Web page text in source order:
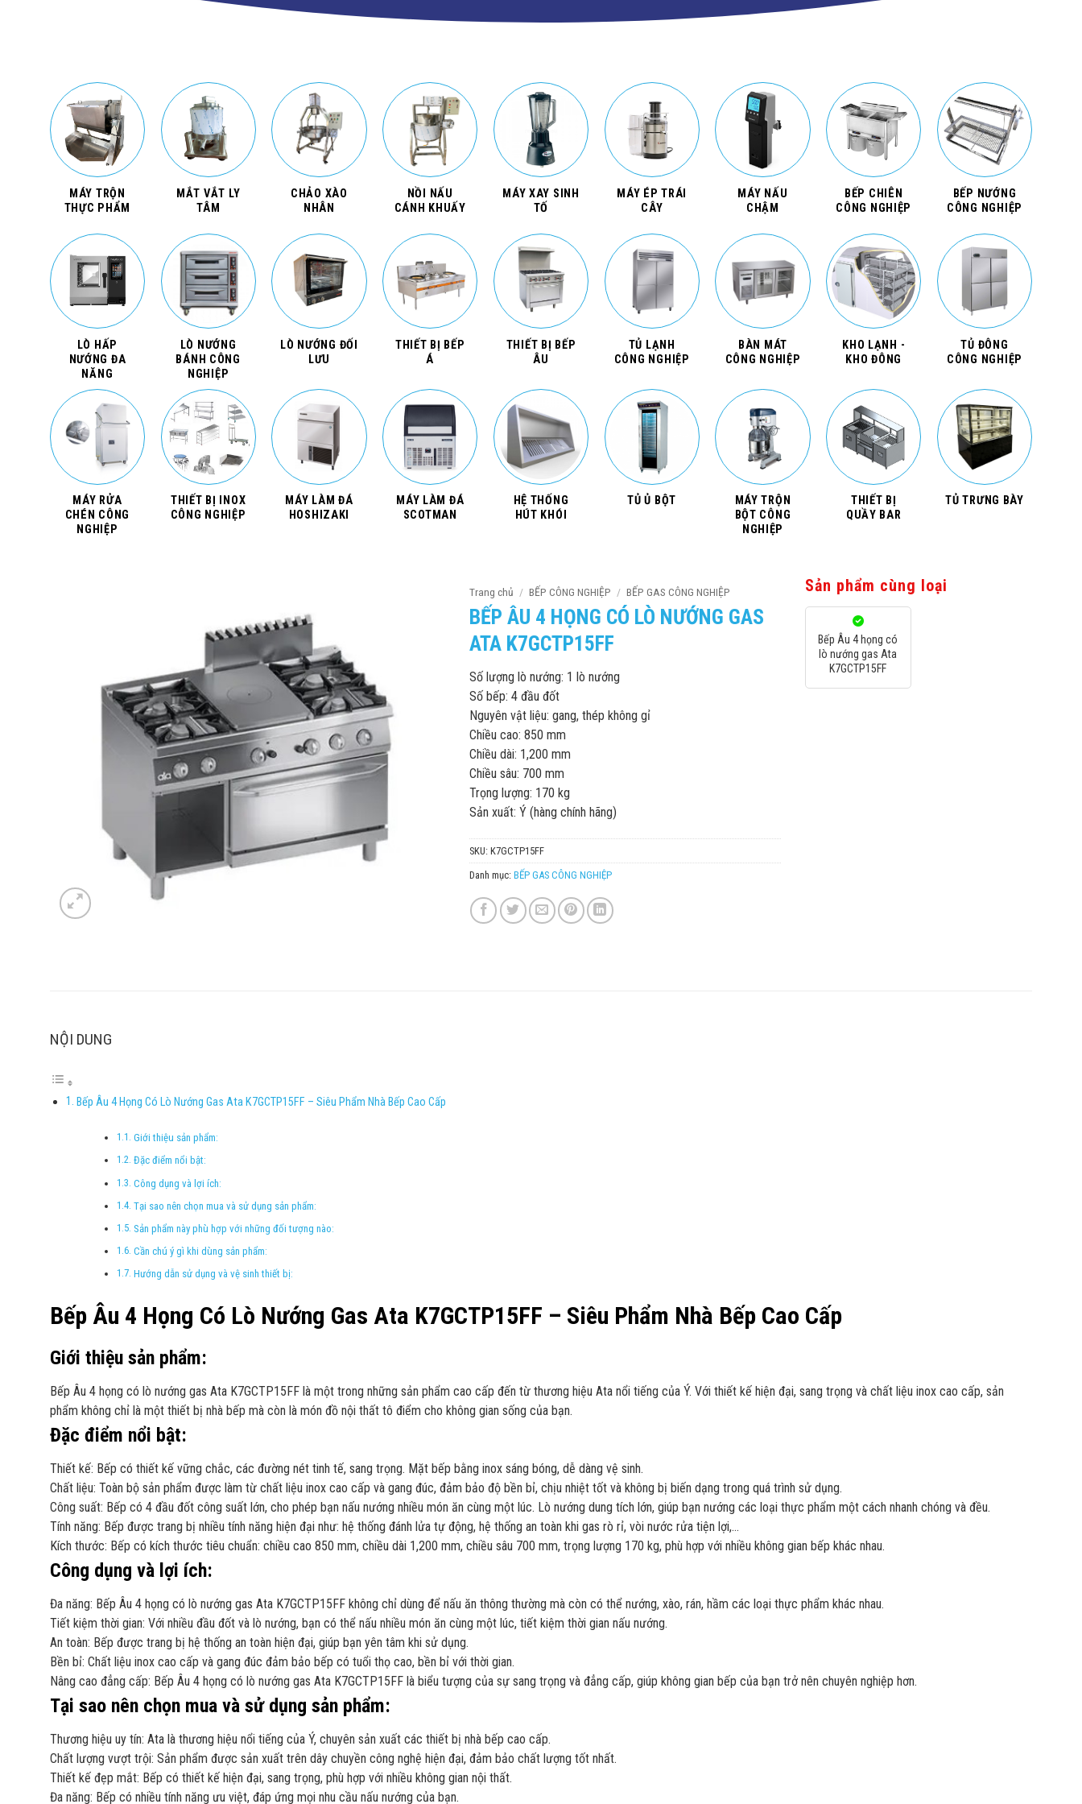
MÁY TRỘN
THỰC PHẨM
MẮT VẮT LY
TÂM
CHẢO XÀO
NHÂN
NỒI NẤU
CÁNH KHUẤY
MÁY XAY SINH
TỐ
MÁY ÉP TRÁI
CÂY
MÁY NẤU
CHẬM
BẾP CHIÊN
CÔNG NGHIỆP
BẾP NƯỚNG
CÔNG NGHIỆP
LÒ HẤP
NƯỚNG ĐA
NĂNG
LÒ NƯỚNG
BÁNH CÔNG
NGHIỆP
LÒ NƯỚNG ĐỐI
LƯU
THIẾT BỊ BẾP
Á
THIẾT BỊ BẾP
ÂU
TỦ LẠNH
CÔNG NGHIỆP
BÀN MÁT
CÔNG NGHIỆP
KHO LẠNH -
KHO ĐÔNG
TỦ ĐÔNG
CÔNG NGHIỆP
MÁY RỬA
CHÉN CÔNG
NGHIỆP
THIẾT BỊ INOX
CÔNG NGHIỆP
MÁY LÀM ĐÁ
HOSHIZAKI
MÁY LÀM ĐÁ
SCOTMAN
HỆ THỐNG
HÚT KHÓI
TỦ Ủ BỘT
MÁY TRỘN
BỘT CÔNG
NGHIỆP
THIẾT BỊ
QUẦY BAR
TỦ TRƯNG BÀY
Trang chủ / BẾP CÔNG NGHIỆP / BẾP GAS CÔNG NGHIỆP
BẾP ÂU 4 HỌNG CÓ LÒ NƯỚNG GAS
ATA K7GCTP15FF
Số lượng lò nướng: 1 lò nướng
Số bếp: 4 đầu đốt
Nguyên vật liệu: gang, thép không gỉ
Chiều cao: 850 mm
Chiều dài: 1,200 mm
Chiều sâu: 700 mm
Trọng lượng: 170 kg
Sản xuất: Ý (hàng chính hãng)
SKU: K7GCTP15FF
Danh mục: BẾP GAS CÔNG NGHIỆP
Sản phẩm cùng loại
Bếp Âu 4 họng có
lò nướng gas Ata
K7GCTP15FF
NỘI DUNG
Bếp Âu 4 Họng Có Lò Nướng Gas Ata K7GCTP15FF – Siêu Phẩm Nhà Bếp Cao Cấp
Giới thiệu sản phẩm:
Đặc điểm nổi bật:
Công dụng và lợi ích:
Tại sao nên chọn mua và sử dụng sản phẩm:
Sản phẩm này phù hợp với những đối tượng nào:
Cần chú ý gì khi dùng sản phẩm:
Hướng dẫn sử dụng và vệ sinh thiết bị:
Bếp Âu 4 Họng Có Lò Nướng Gas Ata K7GCTP15FF – Siêu Phẩm Nhà Bếp Cao Cấp
Giới thiệu sản phẩm:
Bếp Âu 4 họng có lò nướng gas Ata K7GCTP15FF là một trong những sản phẩm cao cấp đến từ thương hiệu Ata nổi tiếng của Ý. Với thiết kế hiện đại, sang trọng và chất liệu inox cao cấp, sản
phẩm không chỉ là một thiết bị nhà bếp mà còn là món đồ nội thất tô điểm cho không gian sống của bạn.
Đặc điểm nổi bật:
Thiết kế: Bếp có thiết kế vững chắc, các đường nét tinh tế, sang trọng. Mặt bếp bằng inox sáng bóng, dễ dàng vệ sinh.
Chất liệu: Toàn bộ sản phẩm được làm từ chất liệu inox cao cấp và gang đúc, đảm bảo độ bền bỉ, chịu nhiệt tốt và không bị biến dạng trong quá trình sử dụng.
Công suất: Bếp có 4 đầu đốt công suất lớn, cho phép bạn nấu nướng nhiều món ăn cùng một lúc. Lò nướng dung tích lớn, giúp bạn nướng các loại thực phẩm một cách nhanh chóng và đều.
Tính năng: Bếp được trang bị nhiều tính năng hiện đại như: hệ thống đánh lửa tự động, hệ thống an toàn khi gas rò rỉ, vòi nước rửa tiện lợi,…
Kích thước: Bếp có kích thước tiêu chuẩn: chiều cao 850 mm, chiều dài 1,200 mm, chiều sâu 700 mm, trọng lượng 170 kg, phù hợp với nhiều không gian bếp khác nhau.
Công dụng và lợi ích:
Đa năng: Bếp Âu 4 họng có lò nướng gas Ata K7GCTP15FF không chỉ dùng để nấu ăn thông thường mà còn có thể nướng, xào, rán, hầm các loại thực phẩm khác nhau.
Tiết kiệm thời gian: Với nhiều đầu đốt và lò nướng, bạn có thể nấu nhiều món ăn cùng một lúc, tiết kiệm thời gian nấu nướng.
An toàn: Bếp được trang bị hệ thống an toàn hiện đại, giúp bạn yên tâm khi sử dụng.
Bền bỉ: Chất liệu inox cao cấp và gang đúc đảm bảo bếp có tuổi thọ cao, bền bỉ với thời gian.
Nâng cao đẳng cấp: Bếp Âu 4 họng có lò nướng gas Ata K7GCTP15FF là biểu tượng của sự sang trọng và đẳng cấp, giúp không gian bếp của bạn trở nên chuyên nghiệp hơn.
Tại sao nên chọn mua và sử dụng sản phẩm:
Thương hiệu uy tín: Ata là thương hiệu nổi tiếng của Ý, chuyên sản xuất các thiết bị nhà bếp cao cấp.
Chất lượng vượt trội: Sản phẩm được sản xuất trên dây chuyền công nghệ hiện đại, đảm bảo chất lượng tốt nhất.
Thiết kế đẹp mắt: Bếp có thiết kế hiện đại, sang trọng, phù hợp với nhiều không gian nội thất.
Đa năng: Bếp có nhiều tính năng ưu việt, đáp ứng mọi nhu cầu nấu nướng của bạn.